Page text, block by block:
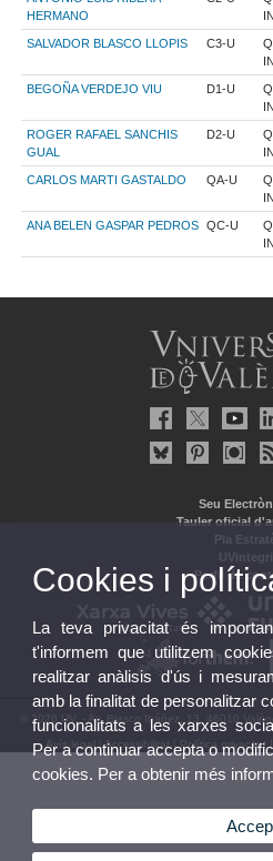
HERMANO
SALVADOR BLASCO LLOPIS C3-U
BEGOÑA VERDEJO VIU D1-U
ROGER RAFAEL SANCHIS
GUAL
D2-U
CARLOS MARTI GASTALDO QA-U
ANA BELEN GASPAR PEDROS QC-U
Seu
Tauler oficial
Pla
Perfil de
© 2026 UV. - Av. Blasco Ibáñez, 13. 46010
Avís legal |Accessibilitat Política privacitat
Cookies i
La teva privacitat és
t'informem que utilitzem
realitzar anàlisis d'ús i
amb la finalitat de personalitzar
funcionalitats a les xarxes
Per a continuar accepta o
cookies. Per a obtenir més